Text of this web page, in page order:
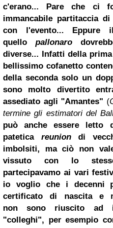
c'erano... Pare che ci
immancabile partitaccia
con l'evento... Eppure
quello pallonaro
diverse... Infatti della
bellissimo cofanetto
della seconda solo un
sono molto divertito
assediato agli "Amantes" (
termine gli estimatori del
può anche essere letto
patetica reuniondi
imbolsiti, ma ciò non
vissuto con lo
partecipavamo ai vari
io voglio che i decenni
certificato di nascita e
non sono riuscito ad
"colleghi", per esempio